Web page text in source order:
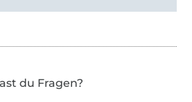
du Fragen?